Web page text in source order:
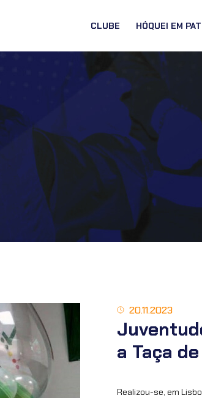
CLUBE HÓQUEI EM
20.11.2023
a Taça
Realizou-se, em